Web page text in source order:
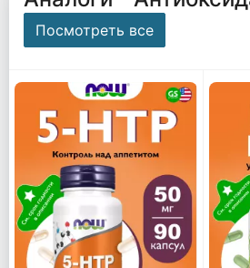
Посмотреть все